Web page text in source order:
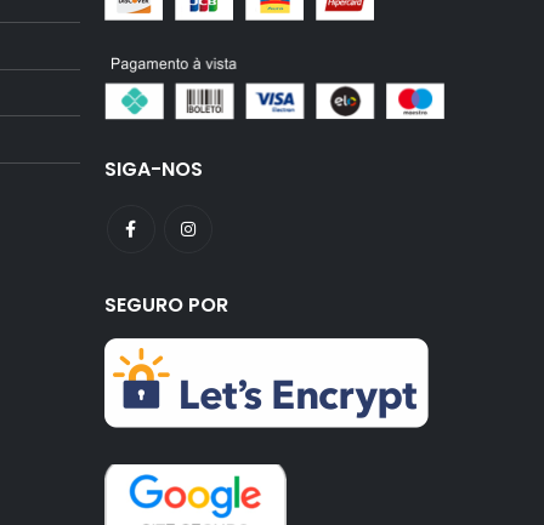
SIGA-NOS
SEGURO POR